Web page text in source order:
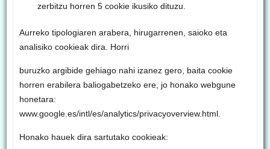
zerbitzu horren 5 cookie ikusiko dituzu.
Aurreko tipologiaren arabera, hirugarrenen, saioko eta
analisiko cookieak dira. Horri
buruzko argibide gehiago nahi izanez gero, baita cookie
horren erabilera baliogabetzeko ere, jo honako webgune
honetara:
www.google.es/intl/es/analytics/privacyoverview.html.
Honako hauek dira sartutako cookieak: